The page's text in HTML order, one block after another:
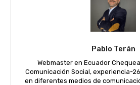
Pablo Terán
Webmaster en Ecuador
Comunicación Social, experiencia-
en diferentes medios de